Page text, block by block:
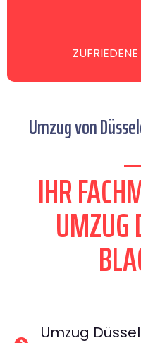
Umzug von
IHR
UMZUG
Umzug